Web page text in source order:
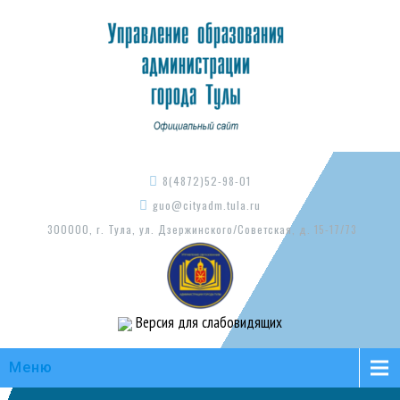
8(4872)52-98-01
guo@cityadm.tula.ru
300000, г. Тула, ул. Дзержинского/Советская, д. 15-17/73
Версия для слабовидящих
Меню